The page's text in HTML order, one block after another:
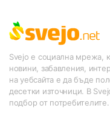
Svejo е социална мрежа,
новини, забавления,
на уебсайта е да бъде
десетки източници. В
подбор от потребителите.